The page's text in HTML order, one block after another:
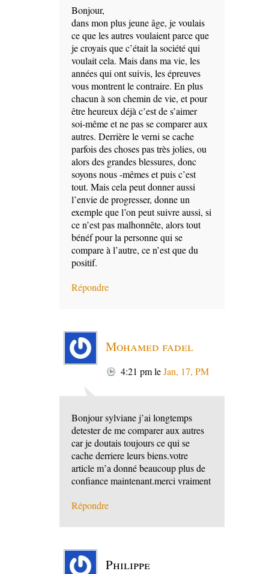
Bonjour,
dans mon plus jeune âge, je voulais
ce que les autres voulaient parce que
je croyais que c’était la société qui
voulait cela. Mais dans ma vie, les
années qui ont suivis, les épreuves
vous montrent le contraire. En plus
chacun à son chemin de vie, et pour
être heureux déjà c’est de s’aimer
soi-même et ne pas se comparer aux
autres. Derrière le verni se cache
parfois des choses pas très jolies, ou
alors des grandes blessures, donc
soyons nous -mêmes et puis c’est
tout. Mais cela peut donner aussi
l’envie de progresser, donne un
exemple que l’on peut suivre aussi, si
ce n’est pas malhonnête, alors tout
bénéf pour la personne qui se
compare à l’autre, ce n’est que du
positif.
Répondre
Mohamed fadel
4:21 pmleJan, 17, PM
Bonjour sylviane j’ai longtemps
detester de me comparer aux autres
car je doutais toujours ce qui se
cache derriere leurs biens.votre
article m’a donné beaucoup plus de
confiance maintenant.merci vraiment
Répondre
Philippe